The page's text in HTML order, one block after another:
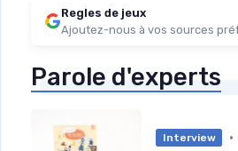
Regles de jeux
Ajoutez-nous à vos sources
Parole d'experts
Interview •